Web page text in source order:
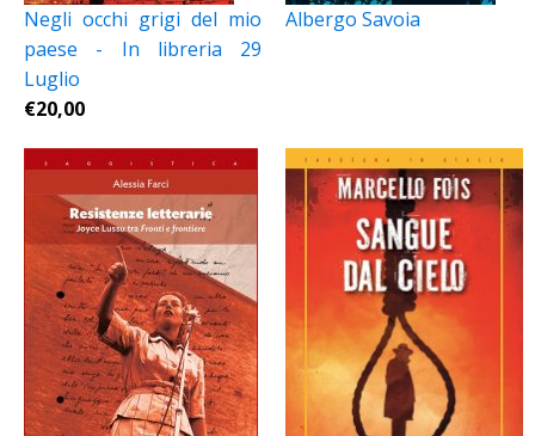
Negli occhi grigi del mio
paese - In libreria 29
Luglio
€20,00
Albergo Savoia